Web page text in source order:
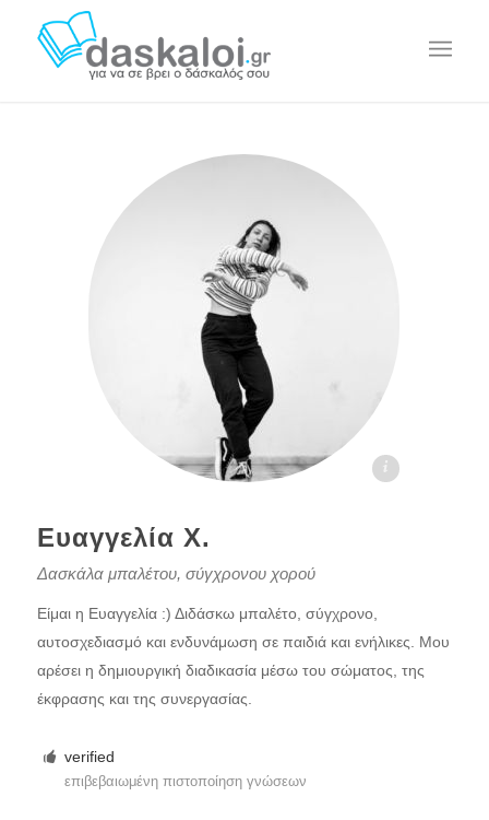
Ευαγγελία Χ. daskaloi.gr
Ευαγγελία Χ.
Δασκάλα μπαλέτου, σύγχρονου χορού
Είμαι η Ευαγγελία :) Διδάσκω μπαλέτο, σύγχρονο,
αυτοσχεδιασμό και ενδυνάμωση σε παιδιά και ενήλικες. Μου
αρέσει η δημιουργική διαδικασία μέσω του σώματος, της
έκφρασης και της συνεργασίας.
verified
επιβεβαιωμένη πιστοποίηση γνώσεων